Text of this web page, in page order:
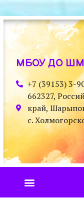
МБОУ ДО
+7 (39153) 3-
662327,
край,
с.